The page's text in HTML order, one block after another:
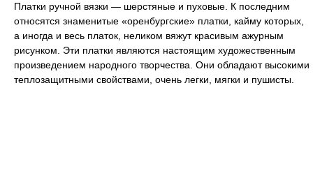
Платки ручной вязки — шерстяные и пуховые. К последним
относятся знаменитые «оренбургские» платки, кайму которых,
а иногда и весь платок, неликом вяжут красивым ажурным
рисунком. Эти платки являются настоящим художественным
произведением народного творчества. Они обладают высокими
теплозащитными свойствами, очень легки, мягки и пушисты.